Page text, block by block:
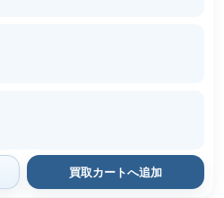
買取カートへ追加